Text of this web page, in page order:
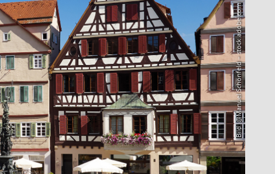
Bild: @Manuel Schönfeld – stock.adobe.com